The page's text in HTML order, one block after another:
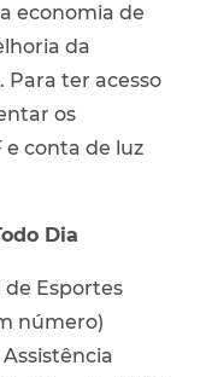
economia de
da
Para ter acesso
os
e conta de luz
Dia
de Esportes
número)